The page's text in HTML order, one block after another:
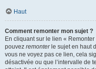
Haut
Comment remonter mon sujet ?
En cliquant sur le lien «
pouvez remonterle sujet en haut
vous ne voyez pas ce lien, cela
désactivée ou que l’intervalle de